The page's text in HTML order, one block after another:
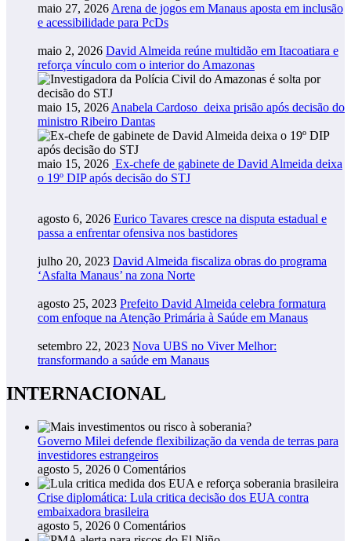
maio 27, 2026 Arena de jogos em Manaus aposta em inclusão
e acessibilidade para PcDs
maio 2, 2026 David Almeida reúne multidão em Itacoatiara e
reforça vínculo com o interior do Amazonas
maio 15, 2026 Anabela Cardoso deixa prisão após decisão do
ministro Ribeiro Dantas
maio 15, 2026 Ex-chefe de gabinete de David Almeida deixa
o 19º DIP após decisão do STJ
agosto 6, 2026 Eurico Tavares cresce na disputa estadual e
passa a enfrentar ofensiva nos bastidores
julho 20, 2023 David Almeida fiscaliza obras do programa
‘Asfalta Manaus’ na zona Norte
agosto 25, 2023 Prefeito David Almeida celebra formatura
com enfoque na Atenção Primária à Saúde em Manaus
setembro 22, 2023 Nova UBS no Viver Melhor:
transformando a saúde em Manaus
INTERNACIONAL
Governo Milei defende flexibilização da venda de terras para
investidores estrangeiros
agosto 5, 2026 0 Comentários
Crise diplomática: Lula critica decisão dos EUA contra
embaixadora brasileira
agosto 5, 2026 0 Comentários